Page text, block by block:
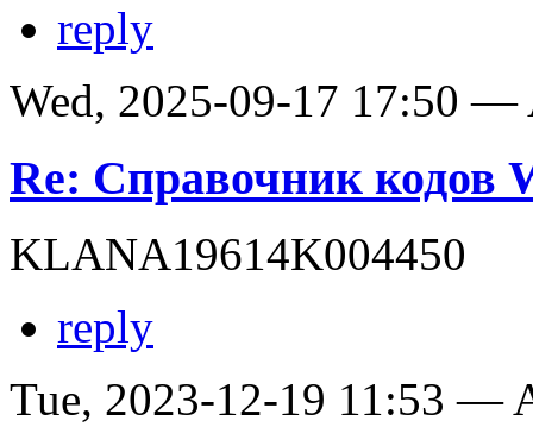
reply
Wed, 2025-09-17 17:50 —
Re: Справочник кодов
KLANA19614K004450
reply
Tue, 2023-12-19 11:53 —